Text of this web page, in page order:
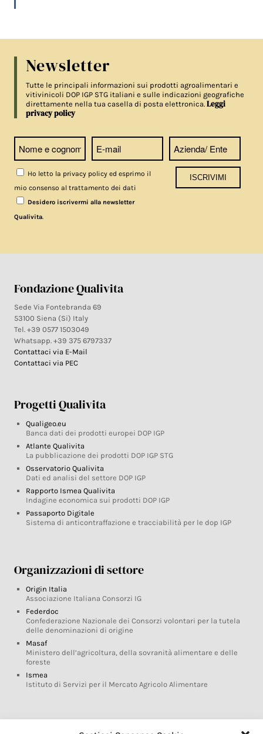
Newsletter
Tutte le principali informazioni sui prodotti agroalimentari e
vitivinicoli DOP IGP STG italiani e sulle indicazioni geografiche
direttamente nella tua casella di posta elettronica.Leggi
privacy policy
Ho letto la privacy policy ed esprimo il
mio consenso al trattamento dei dati
Desidero iscrivermi alla newsletter
Qualivita.
Fondazione Qualivita
Sede Via Fontebranda 69
53100 Siena (Si) Italy
Tel. +39 0577 1503049
Whatsapp. +39 375 6797337
Contattaci via E-Mail
Contattaci via PEC
Progetti Qualivita
Qualigeo.eu
Banca dati dei prodotti europei DOP IGP
Atlante Qualivita
La pubblicazione dei prodotti DOP IGP STG
Osservatorio Qualivita
Dati ed analisi del settore DOP IGP
Rapporto Ismea Qualivita
Indagine economica sui prodotti DOP IGP
Passaporto Digitale
Sistema di anticontraffazione e tracciabilità per le dop IGP
Organizzazioni di settore
Origin Italia
Associazione Italiana Consorzi IG
Federdoc
Confederazione Nazionale dei Consorzi volontari per la tutela
delle denominazioni di origine
Masaf
Ministero dell’agricoltura, della sovranità alimentare e delle
foreste
Ismea
Istituto di Servizi per il Mercato Agricolo Alimentare